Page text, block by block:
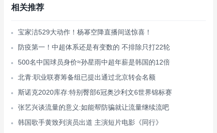
相关推荐
宝家洁529大动作！杨幂空降直播间送惊喜！
防疫第一！中超体系还是有变数的 不排除只打22轮
500名中国球员身价≈孙星雨中超年薪是韩国的12倍
北青:职业联赛筹备组已提出通过北京转会名额
斯诺克2020库存:特别臀部6冠奥沙利文6世界锦标赛
张艺兴谈流量的意义:如能帮防骗就让流量继续流吧
韩国歌手黄致列演员出道 主演短片电影《同行》